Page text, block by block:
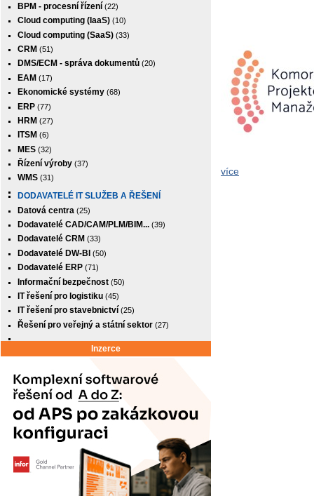
BPM - procesní řízení (22)
Cloud computing (IaaS) (10)
Cloud computing (SaaS) (33)
CRM (51)
DMS/ECM - správa dokumentů (20)
EAM (17)
Ekonomické systémy (68)
ERP (77)
HRM (27)
ITSM (6)
MES (32)
Řízení výroby (37)
WMS (31)
DODAVATELÉ IT SLUŽEB A ŘEŠENÍ
Datová centra (25)
Dodavatelé CAD/CAM/PLM/BIM... (39)
Dodavatelé CRM (33)
Dodavatelé DW-BI (50)
Dodavatelé ERP (71)
Informační bezpečnost (50)
IT řešení pro logistiku (45)
IT řešení pro stavebnictví (25)
Řešení pro veřejný a státní sektor (27)
Inzerce
více